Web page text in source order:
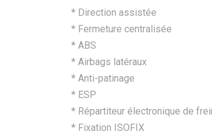
* Direction assistée
* Fermeture centralisée
* ABS
* Airbags latéraux
* Anti-patinage
* ESP
* Répartiteur électronique de
* Fixation ISOFIX